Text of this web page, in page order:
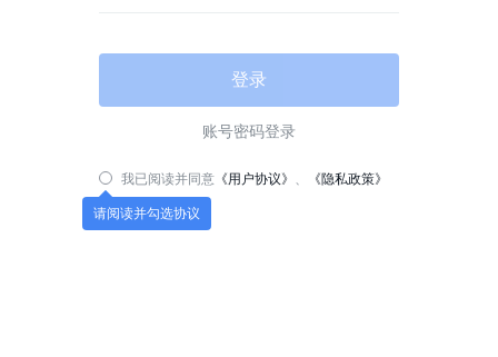
登录
账号密码登录
我已阅读并同意 《用户协议》 《隐私政策》
请阅读并勾选协议